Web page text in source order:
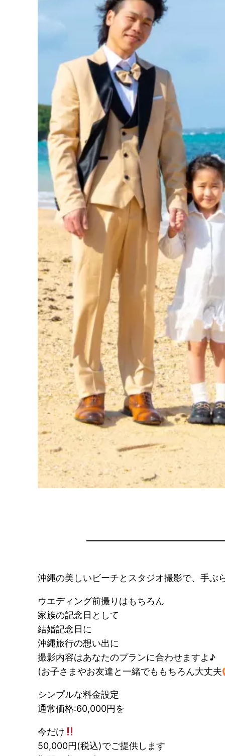
沖縄の美しいビーチとスタジオ撮影で、手ぶ
ウエディング前撮りはもちろん
家族の記念日として
結婚記念日に
沖縄旅行の想い出に
撮影内容はあなたのプランに合わせますよ♪
(お子さまやお友達と一緒でももちろん大丈夫
シンプルな料金設定
通常価格:60,000円を
今だけ
50,000円(税込)でご提供します